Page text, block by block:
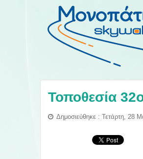
Τοποθεσία
Δημοσιεύθηκε : Τετάρτη, 28